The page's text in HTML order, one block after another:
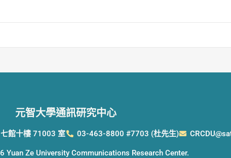
元智大學通訊研究中心
七館十樓 71003 室 03-463-8800 #7703 (杜先生)
Yuan Ze University Communications Research Center.